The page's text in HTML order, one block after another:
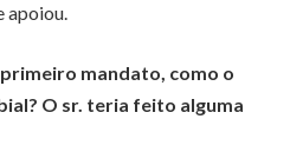
apoiou.
mandato, como o
O sr. teria feito alguma